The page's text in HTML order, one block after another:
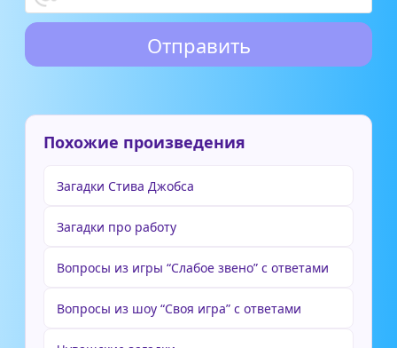
Похожие произведения
Загадки Стива Джобса
Загадки про работу
Вопросы из игры “Слабое звено” с ответами
Вопросы из шоу “Своя игра” с ответами